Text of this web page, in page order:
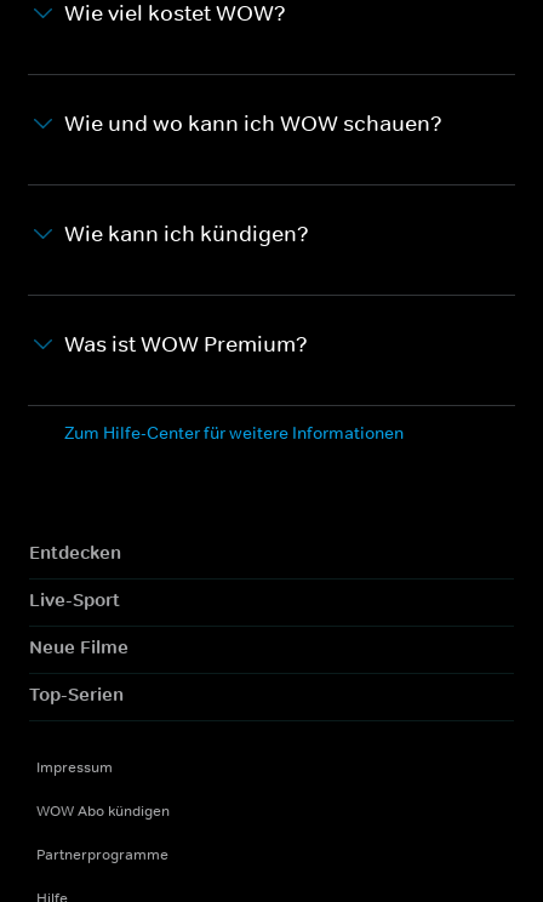
Wie viel kostet WOW?
Wie und wo kann ich WOW schauen?
Wie kann ich kündigen?
Was ist WOW Premium?
Zum Hilfe-Center für weitere Informationen
Entdecken
Live-Sport
Neue Filme
Top-Serien
Impressum
WOW Abo kündigen
Partnerprogramme